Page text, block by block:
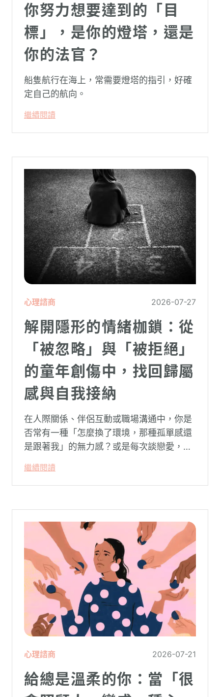
你努力想要達到的「目
標」，是你的燈塔，還是
你的法官？
船隻航行在海上，常需要燈塔的指引，好確
定自己的航向。
繼續閱讀
心理諮商 2026-07-27
解開隱形的情緒枷鎖：從
「被忽略」與「被拒絕」
的童年創傷中，找回歸屬
感與自我接納
在人際關係、伴侶互動或職場溝通中，你是
否常有一種「怎麼換了環境，那種孤單感還
是跟著我」的無力感？或是每次談戀愛，總
卻演變成兩敗俱傷？
繼續閱讀
心理諮商 2026-07-21
給總是溫柔的你：當「很